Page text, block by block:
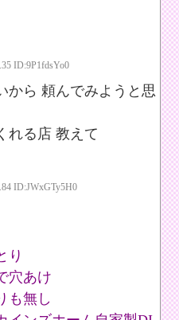
ID:9P1fdsYo0
から 頼んでみようと思
れる店 教えて
ID:JWxGTy5H0
り
穴あけ
も無し